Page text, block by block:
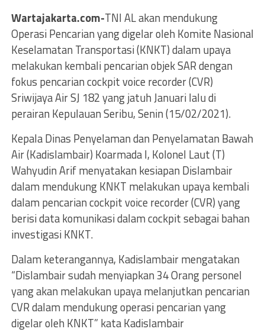
Wartajakarta.com-TNI AL akan mendukung
Operasi Pencarian yang digelar oleh Komite Nasional
Keselamatan Transportasi (KNKT) dalam upaya
melakukan kembali pencarian objek SAR dengan
fokus pencarian cockpit voice recorder (CVR)
Sriwijaya Air SJ 182 yang jatuh Januari lalu di
perairan Kepulauan Seribu, Senin (15/02/2021).
Kepala Dinas Penyelaman dan Penyelamatan Bawah
Air (Kadislambair) Koarmada I, Kolonel Laut (T)
Wahyudin Arif menyatakan kesiapan Dislambair
dalam mendukung KNKT melakukan upaya kembali
dalam pencarian cockpit voice recorder (CVR) yang
berisi data komunikasi dalam cockpit sebagai bahan
investigasi KNKT.
Dalam keterangannya, Kadislambair mengatakan
“Dislambair sudah menyiapkan 34 Orang personel
yang akan melakukan upaya melanjutkan pencarian
CVR dalam mendukung operasi pencarian yang
digelar oleh KNKT” kata Kadislambair